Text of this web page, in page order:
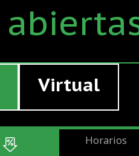
Virtual
Horarios